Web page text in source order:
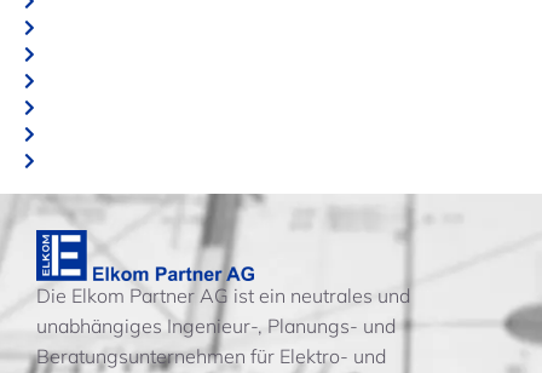
Die Elkom Partner AG ist ein neutrales und
unabhängiges Ingenieur-, Planungs- und
Beratungsunternehmen für Elektro- und